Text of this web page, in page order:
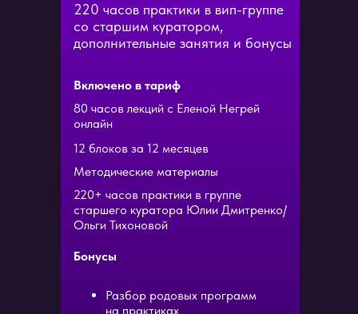
220 часов практики в вип-группе
со старшим куратором,
дополнительные занятия и бонусы
12 блоков за 12 месяцев
Включено в тариф
Бонусы
Разбор родовых программ
на практиках
220+ часов практики в группе
старшего куратора Юлии Дмитренко/
Ольги Тихоновой
Методические материалы
80 часов лекций с Еленой Негрей
онлайн